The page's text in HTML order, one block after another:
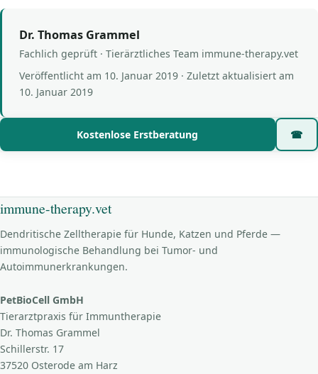
Dr. Thomas Grammel
Fachlich geprüft · Tierärztliches Team immune-therapy.vet
Veröffentlicht am 10. Januar 2019 · Zuletzt aktualisiert am
10. Januar 2019
Kostenlose Erstberatung ☎
immune-therapy.vet
Dendritische Zelltherapie für Hunde, Katzen und Pferde —
immunologische Behandlung bei Tumor- und
Autoimmunerkrankungen.
PetBioCell GmbH
Tierarztpraxis für Immuntherapie
Dr. Thomas Grammel
Schillerstr. 17
37520 Osterode am Harz